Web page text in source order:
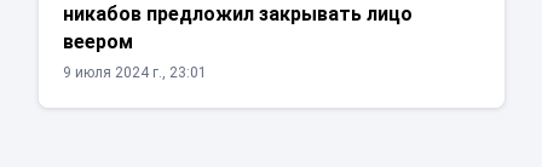
никабов предложил закрывать лицо
веером
9 июля 2024 г., 23:01